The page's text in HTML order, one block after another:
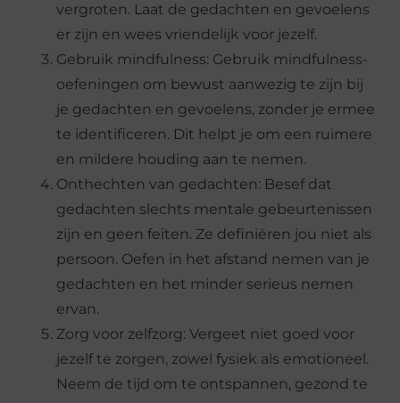
vergroten. Laat de gedachten en gevoelens
er zijn en wees vriendelijk voor jezelf.
Gebruik mindfulness: Gebruik mindfulness-
oefeningen om bewust aanwezig te zijn bij
je gedachten en gevoelens, zonder je ermee
te identificeren. Dit helpt je om een ruimere
en mildere houding aan te nemen.
Onthechten van gedachten: Besef dat
gedachten slechts mentale gebeurtenissen
zijn en geen feiten. Ze definiëren jou niet als
persoon. Oefen in het afstand nemen van je
gedachten en het minder serieus nemen
ervan.
Zorg voor zelfzorg: Vergeet niet goed voor
jezelf te zorgen, zowel fysiek als emotioneel.
Neem de tijd om te ontspannen, gezond te